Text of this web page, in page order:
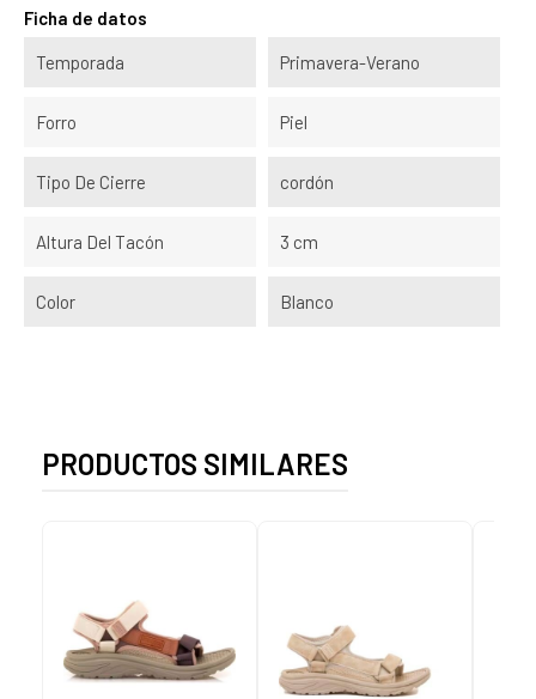
Ficha de datos
Temporada Primavera-Verano
Forro Piel
Tipo De Cierre cordón
Altura Del Tacón 3 cm
Color Blanco
PRODUCTOS SIMILARES